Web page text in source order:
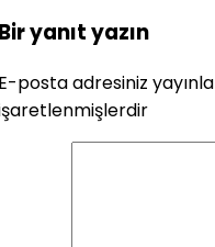
yanıt yazın
posta adresiniz